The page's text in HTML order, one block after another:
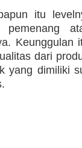
itu
pemenang
Keunggulan
dari
yang dimiliki